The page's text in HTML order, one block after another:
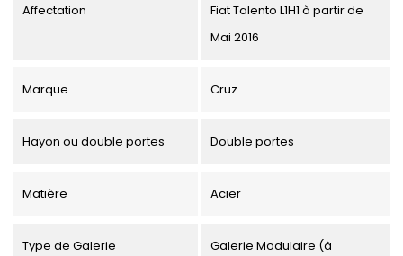
Affectation
Fiat Talento L1H1 à partir de
Mai 2016
Marque Cruz
Hayon ou double portes Double portes
Matière Acier
Type de Galerie
Galerie Modulaire (à